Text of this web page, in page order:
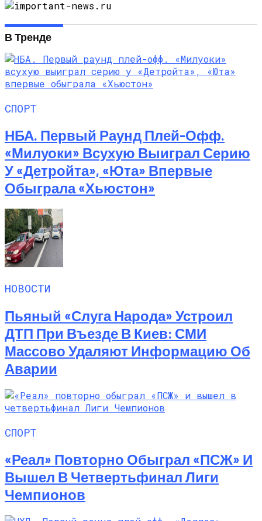
В Тренде
СПОРТ
НБА. Первый Раунд Плей-Офф.
«Милуоки» Всухую Выиграл Серию
У «Детройта», «Юта» Впервые
Обыграла «Хьюстон»
НОВОСТИ
Пьяный «слуга Народа» Устроил
ДТП При Въезде В Киев: СМИ
Массово Удаляют Информацию Об
Аварии
СПОРТ
«Реал» Повторно Обыграл «ПСЖ» И
Вышел В Четвертьфинал Лиги
Чемпионов